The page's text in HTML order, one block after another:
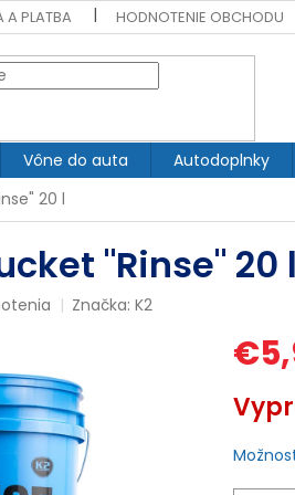
A PLATBA HODNOTENIE OBCHODU
Vône do auta Autodoplnky
20 l
"Rinse" 20 l
Značka:K2
cena: